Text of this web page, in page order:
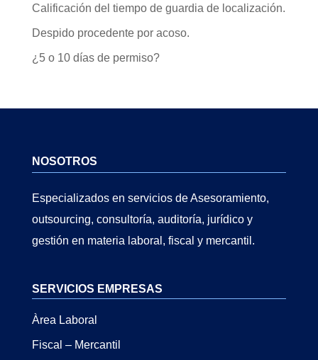
Calificación del tiempo de guardia de localización.
Despido procedente por acoso.
¿5 o 10 días de permiso?
NOSOTROS
Especializados en servicios de Asesoramiento,
outsourcing, consultoría, auditoría, jurídico y
gestión en materia laboral, fiscal y mercantil.
SERVICIOS EMPRESAS
Àrea Laboral
Fiscal – Mercantil